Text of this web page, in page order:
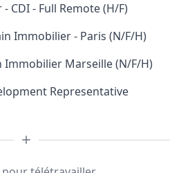
CDI - Full Remote (H/F)
Immobilier - Paris (N/F/H)
Immobilier Marseille (N/F/H)
Representative